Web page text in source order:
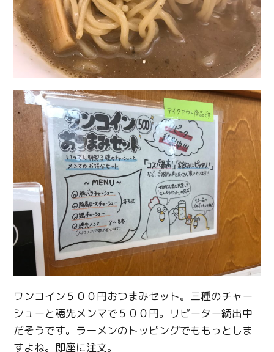
ワンコイン５００円おつまみセット。三種のチャー
シューと穂先メンマで５００円。リピーター続出中
だそうです。ラーメンのトッピングでももっとしま
すよね。即座に注文。